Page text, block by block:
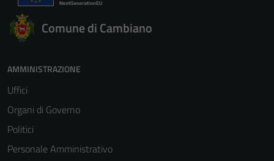
Comune di Cambiano
AMMINISTRAZIONE
Uffici
Organi di Governo
Politici
Personale Amministrativo